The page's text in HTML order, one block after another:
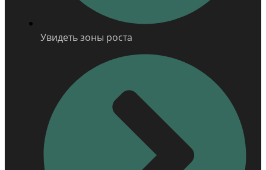
Увидеть зоны роста